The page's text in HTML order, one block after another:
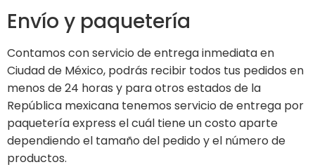
Envío y paquetería
Contamos con servicio de entrega inmediata en
Ciudad de México, podrás recibir todos tus pedidos en
menos de 24 horas y para otros estados de la
República mexicana tenemos servicio de entrega por
paquetería express el cuál tiene un costo aparte
dependiendo el tamaño del pedido y el número de
productos.